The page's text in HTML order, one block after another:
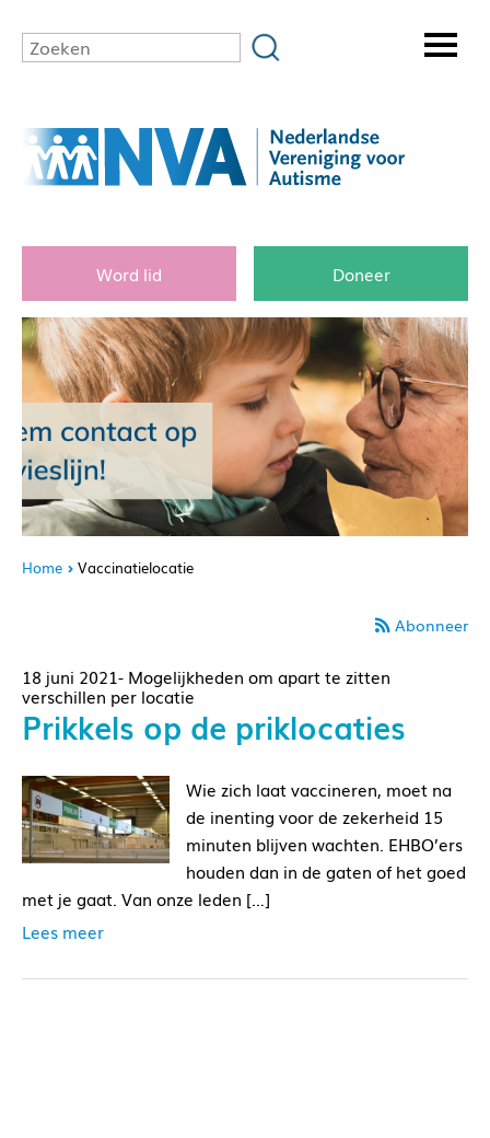
Word lid Doneer
Home Vaccinatielocatie
Abonneer
18 juni 2021- Mogelijkheden om apart te zitten
verschillen per locatie
Prikkels op de priklocaties
Wie zich laat vaccineren, moet na
de inenting voor de zekerheid 15
minuten blijven wachten. EHBO’ers
houden dan in de gaten of het goed
met je gaat. Van onze leden […]
Lees meer